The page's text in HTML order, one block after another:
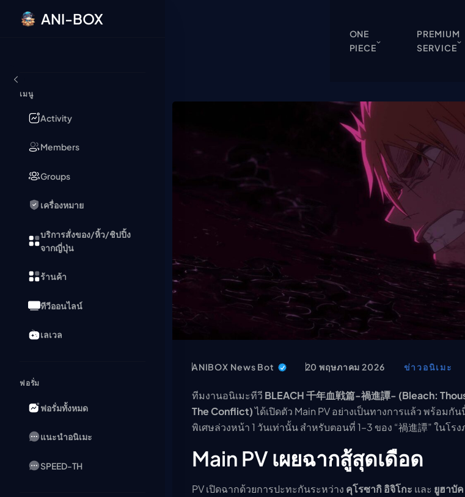
ข้ามไปยังเนื้อหา
ANI-BOX
เมนู
Activity
Members
Groups
เครื่องหมาย
บริการสั่งของ/หิ้ว/ชิปปิ้ง
จากญี่ปุ่น
ร้านค้า
ทีวีออนไลน์
เลเวล
ฟอรั่ม
ฟอรั่มทั้งหมด
แนะนำอนิเมะ
SPEED-TH
ONE
PIECE
PREMIUM
SERVICE
ทีวีออ
แนะนำ
อนิเมะ
ตา
ตา
ANIBOX News Bot 20 พฤษภาคม 2026 ข่าวอนิเมะ
ทีมงานอนิเมะทีวี BLEACH 千年血戦篇-禍進譚- (Bleach:
The Conflict)ได้เปิดตัว Main PV อย่างเป็นทางการแล้ว พร้อมกั
พิเศษล่วงหน้า 1 วันเท่านั้น สำหรับตอนที่ 1–3 ของ “禍進譚” ในโ
Main PV เผยฉากสู้สุดเดือด
PV เปิดฉากด้วยการปะทะกันระหว่าง คุโรซากิ อิจิโกะ และ ยูฮาบัค